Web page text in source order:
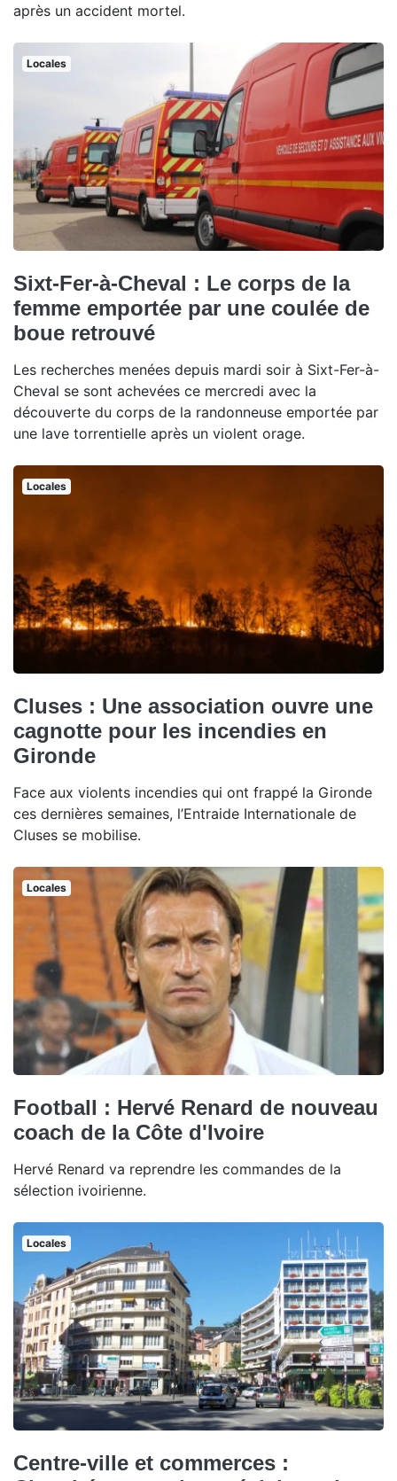
après un accident mortel.
Locales
Sixt-Fer-à-Cheval : Le corps de la
femme emportée par une coulée de
boue retrouvé
Les recherches menées depuis mardi soir à Sixt-Fer-à-
Cheval se sont achevées ce mercredi avec la
découverte du corps de la randonneuse emportée par
une lave torrentielle après un violent orage.
Locales
Cluses : Une association ouvre une
cagnotte pour les incendies en
Gironde
Face aux violents incendies qui ont frappé la Gironde
ces dernières semaines, l’Entraide Internationale de
Cluses se mobilise.
Locales
Football : Hervé Renard de nouveau
coach de la Côte d'Ivoire
Hervé Renard va reprendre les commandes de la
sélection ivoirienne.
Locales
Centre-ville et commerces :